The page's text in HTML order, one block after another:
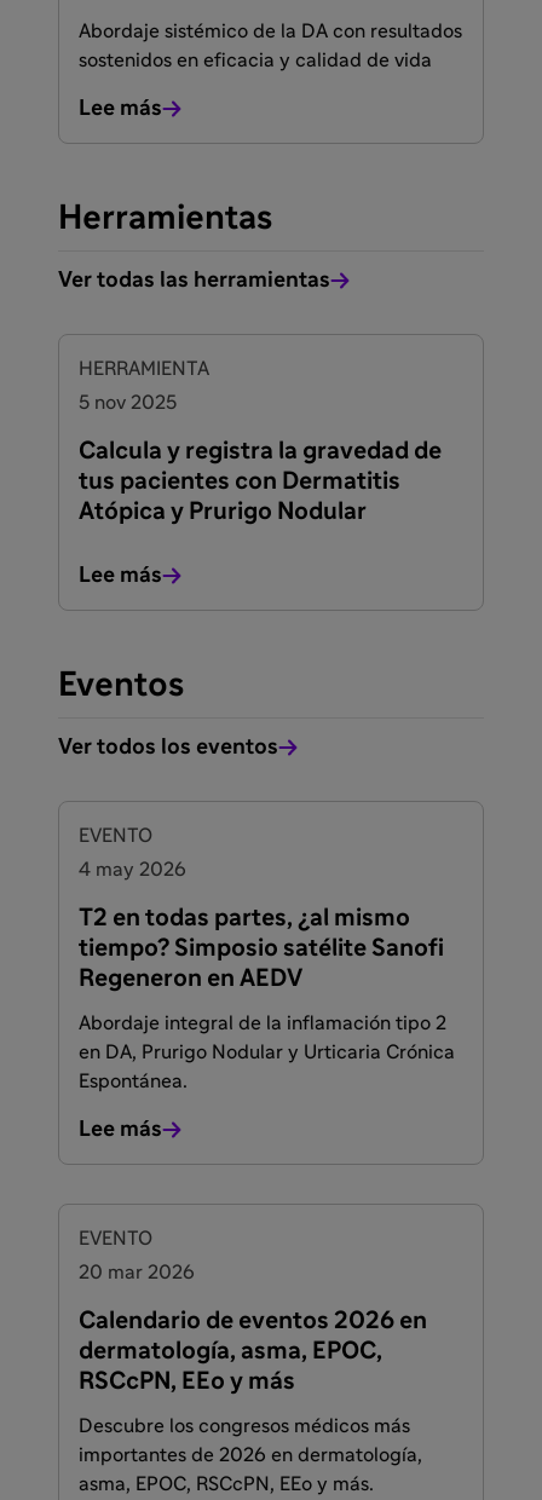
Abordaje sistémico de la DA con resultados
sostenidos en eficacia y calidad de vida
Lee más
Herramientas
Ver todas las herramientas
HERRAMIENTA
5 nov 2025
Calcula y registra la gravedad de
tus pacientes con Dermatitis
Atópica y Prurigo Nodular
Lee más
Eventos
Ver todos los eventos
EVENTO
4 may 2026
T2 en todas partes, ¿al mismo
tiempo? Simposio satélite Sanofi
Regeneron en AEDV
Abordaje integral de la inflamación tipo 2
en DA, Prurigo Nodular y Urticaria Crónica
Espontánea.
Lee más
EVENTO
20 mar 2026
Calendario de eventos 2026 en
dermatología, asma, EPOC,
RSCcPN, EEo y más
Descubre los congresos médicos más
importantes de 2026 en dermatología,
asma, EPOC, RSCcPN, EEo y más.